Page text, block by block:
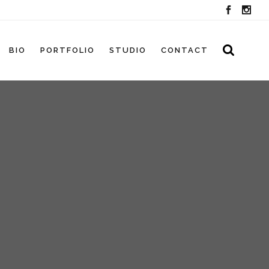
BIO PORTFOLIO STUDIO CONTACT